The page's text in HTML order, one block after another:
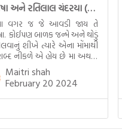
માતૃભાષા અને રતિલાલ ચંદરયા (Ratilal Chandaria)
વગર જ જે આવડી જાય તે
કોઈપણ બાળક જન્મે અને થોડું
શીખે ત્યારે એના મોંમાથી
નીકળે એ હોય છે મા અથવા
કે ખાવાનું. વળી આપણે
સૂવડાવવા માટે જે ગીત કે
ગાઈએ છીએ તે પણ આપણે
જ ગાઈએ છીએ અંગ્રેજી ગીતો
આમ બાળકને […]
Maitri shah
February 20 2024